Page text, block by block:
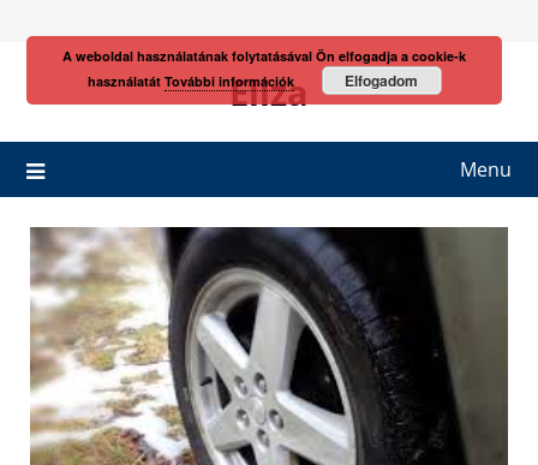
Eliza
Menu
A weboldal használatának folytatásával Ön elfogadja a cookie-k
használatát További információk Elfogadom